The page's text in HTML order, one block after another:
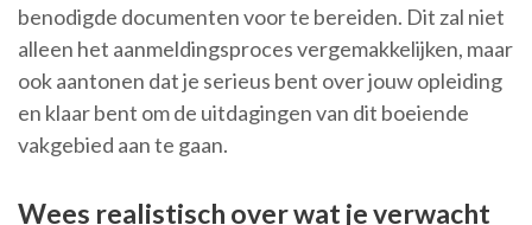
benodigde documenten voor te bereiden. Dit zal niet
alleen het aanmeldingsproces vergemakkelijken, maar
ook aantonen dat je serieus bent over jouw opleiding
en klaar bent om de uitdagingen van dit boeiende
vakgebied aan te gaan.
Wees realistisch over wat je verwacht